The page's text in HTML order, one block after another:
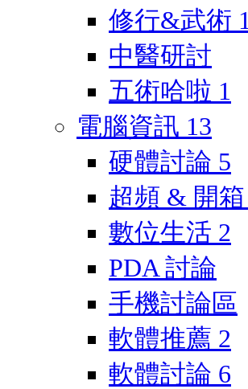
修行&武術 1
中醫研討
五術哈啦 1
電腦資訊 13
硬體討論 5
超頻 & 開箱
數位生活 2
PDA 討論
手機討論區
軟體推薦 2
軟體討論 6